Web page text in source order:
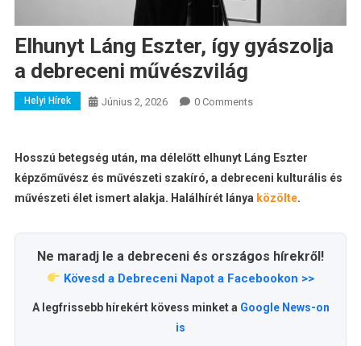
Elhunyt Láng Eszter, így gyászolja
a debreceni művészvilág
Helyi Hírek Június 2, 2026 0 Comments
Hosszú betegség után, ma délelőtt elhunyt Láng Eszter
képzőművész és művészeti szakíró, a debreceni kulturális és
művészeti élet ismert alakja. Halálhírét lánya közölte.
Ne maradj le a debreceni és országos hírekről!
Kövesd a Debreceni Napot a Facebookon >>
A legfrissebb hírekért kövess minket a Google News-on
is